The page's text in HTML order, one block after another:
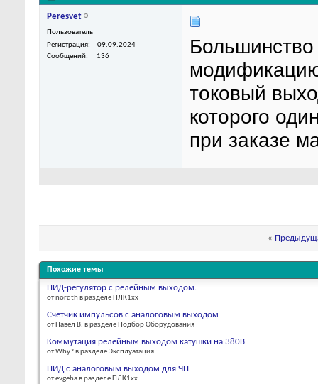
Peresvet
Пользователь
Регистрация
09.09.2024
Сообщений
136
токовый
которого
при заказе
«
Похожие темы
ПИД-регулятор с релейным выходом.
от nordth в разделе ПЛК1хх
Счетчик импульсов с аналоговым выходом
от Павел В. в разделе Подбор Оборудования
Коммутация релейным выходом катушки на 380В
от Why? в разделе Эксплуатация
ПИД с аналоговым выходом для ЧП
от evgeha в разделе ПЛК1хх